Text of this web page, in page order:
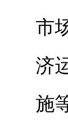
市
济
施